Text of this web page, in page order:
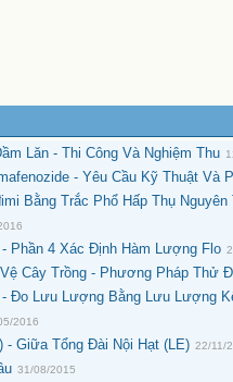
Lăn - Thi Công Và Nghiệm Thu
- Yêu Cầu Kỹ Thuật Và
Bằng Trắc Phổ Hấp Thụ Nguyên
Phần 4 Xác Định Hàm Lượng Flo
Cây Trồng - Phương Pháp Thử
Đo Lưu Lượng Bằng Lưu Lượng
2016
- Giữa Tổng Đài Nội Hạt (LE) 22/11/
31/08/2015